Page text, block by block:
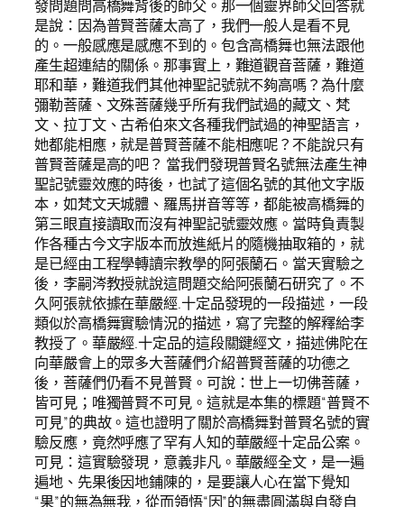
發問題問高橋舞背後的師父。那一個靈界師父回答就
是說：因為普賢菩薩太高了，我們一般人是看不見
的。一般感應是感應不到的。包含高橋舞也無法跟他
產生超連結的關係。那事實上，難道觀音菩薩，難道
耶和華，難道我們其他神聖記號就不夠高嗎？為什麼
彌勒菩薩、文殊菩薩幾乎所有我們試過的藏文、梵
文、拉丁文、古希伯來文各種我們試過的神聖語言，
她都能相應，就是普賢菩薩不能相應呢？不能說只有
普賢菩薩是高的吧？ 當我們發現普賢名號無法產生神
聖記號靈效應的時後，也試了這個名號的其他文字版
本，如梵文天城體、羅馬拼音等等，都能被高橋舞的
第三眼直接讀取而沒有神聖記號靈效應。當時負責製
作各種古今文字版本而放進紙片的隨機抽取箱的，就
是已經由工程學轉讀宗教學的阿張蘭石。當天實驗之
後，李嗣涔教授就說這問題交給阿張蘭石研究了。不
久阿張就依據在華嚴經.十定品發現的一段描述，一段
類似於高橋舞實驗情況的描述，寫了完整的解釋給李
教授了。華嚴經.十定品的這段關鍵經文，描述佛陀在
向華嚴會上的眾多大菩薩們介紹普賢菩薩的功德之
後，菩薩們仍看不見普賢。可說：世上一切佛菩薩，
皆可見；唯獨普賢不可見。這就是本集的標題“普賢不
可見”的典故。這也證明了關於高橋舞對普賢名號的實
驗反應，竟然呼應了罕有人知的華嚴經十定品公案。
可見：這實驗發現，意義非凡。華嚴經全文，是一遍
遍地、先果後因地鋪陳的，是要讓人心在當下覺知
“果”的無為無我，從而領悟“因”的無盡圓滿與自發自